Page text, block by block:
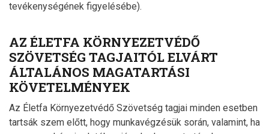
tevékenységének figyelésébe).
AZ ÉLETFA KÖRNYEZETVÉDŐ
SZÖVETSÉG TAGJAITÓL ELVÁRT
ÁLTALÁNOS MAGATARTÁSI
KÖVETELMÉNYEK
Az Életfa Környezetvédő Szövetség tagjai minden esetben
tartsák szem előtt, hogy munkavégzésük során, valamint, ha